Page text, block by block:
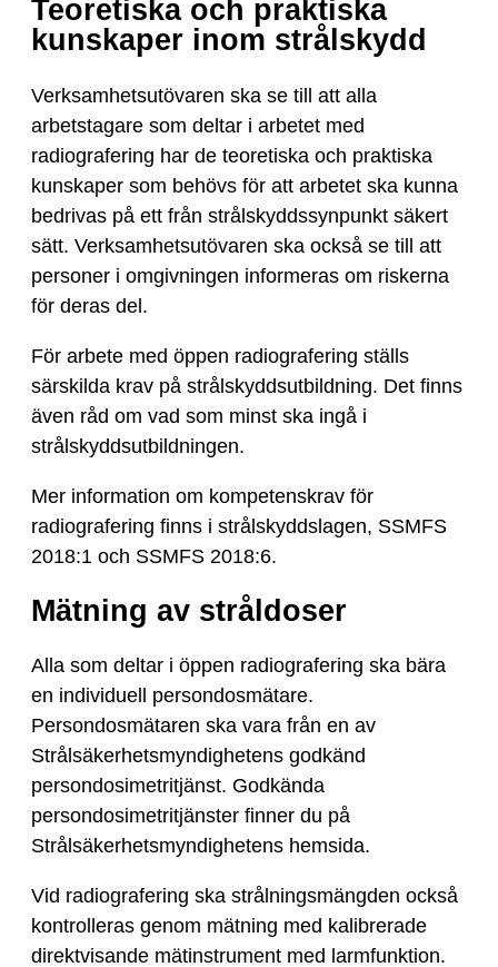
Teoretiska och praktiska
kunskaper inom strålskydd
Verksamhetsutövaren ska se till att alla
arbetstagare som deltar i arbetet med
radiografering har de teoretiska och praktiska
kunskaper som behövs för att arbetet ska kunna
bedrivas på ett från strålskyddssynpunkt säkert
sätt. Verksamhetsutövaren ska också se till att
personer i omgivningen informeras om riskerna
för deras del.
För arbete med öppen radiografering ställs
särskilda krav på strålskyddsutbildning. Det finns
även råd om vad som minst ska ingå i
strålskyddsutbildningen.
Mer information om kompetenskrav för
radiografering finns i strålskyddslagen, SSMFS
2018:1 och SSMFS 2018:6.
Mätning av stråldoser
Alla som deltar i öppen radiografering ska bära
en individuell persondosmätare.
Persondosmätaren ska vara från en av
Strålsäkerhetsmyndighetens godkänd
persondosimetritjänst. Godkända
persondosimetritjänster finner du på
Strålsäkerhetsmyndighetens hemsida.
Vid radiografering ska strålningsmängden också
kontrolleras genom mätning med kalibrerade
direktvisande mätinstrument med larmfunktion.